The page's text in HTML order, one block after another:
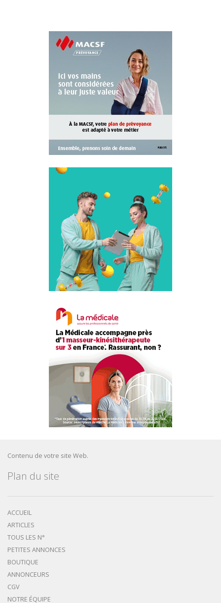
Contenu de votre site Web.
Plan du site
ACCUEIL
ARTICLES
TOUS LES N°
PETITES ANNONCES
BOUTIQUE
ANNONCEURS
CGV
NOTRE ÉQUIPE